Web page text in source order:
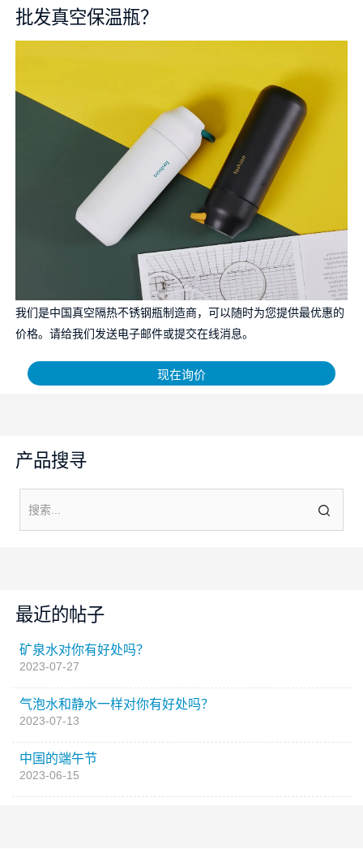
批发真空保温瓶？
我们是中国真空隔热不锈钢瓶制造商，可以随时为您提供最优惠的
价格。请给我们发送电子邮件或提交在线消息。
现在询价
产品搜寻
最近的帖子
矿泉水对你有好处吗？
2023-07-27
气泡水和静水一样对你有好处吗？
2023-07-13
中国的端午节
2023-06-15